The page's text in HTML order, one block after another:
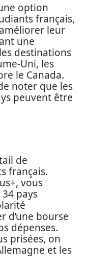
option
français,
leur
une
destinations
Uni, les
le Canada.
noter que les
peuvent être
de
français.
vous
pays
d’une bourse
dépenses.
prisées, on
et les